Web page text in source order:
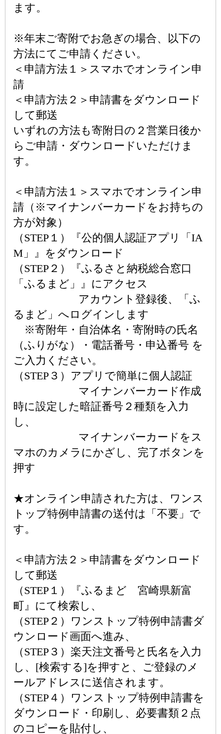
ます。
※年末ご寄附でお急ぎの場合、以下の
方法にてご申請ください。
＜申請方法１＞スマホでオンライン申
請
＜申請方法２＞申請書をダウンロード
して郵送
いずれの方法も寄附日の２営業日後か
らご申請・ダウンロードいただけま
す。
＜申請方法１＞スマホでオンライン申
請（※マイナンバーカードをお持ちの
方が対象）
（STEP１）『公的個人認証アプリ「IA
M」』をダウンロード
（STEP２）『ふるさと納税総合窓口
「ふるまど」』にアクセス
アカウント登録後、「ふ
るまど」へログインします
※寄附年・自治体名・寄附時の氏名
（ふりがな）・電話番号・申込番号 を
ご入力ください。
（STEP３）アプリで簡単に個人認証
マイナンバーカード作成
時に設定した暗証番号２種類を入力
し、
マイナンバーカードをス
マホのカメラにかざし、完了ボタンを
押す
★オンライン申請された方は、ワンス
トップ特例申請書の送付は「不要」で
す。
＜申請方法２＞申請書をダウンロード
して郵送
（STEP１）『ふるまど 宮崎県新富
町』にて検索し、
（STEP２）ワンストップ特例申請書ダ
ウンロード画面へ進み、
（STEP３）楽天注文番号と氏名を入力
し、[検索する]を押すと、ご登録のメ
ールアドレスに送信されます。
（STEP４）ワンストップ特例申請書を
ダウンロード・印刷し、必要書類２点
のコピーを貼付し、